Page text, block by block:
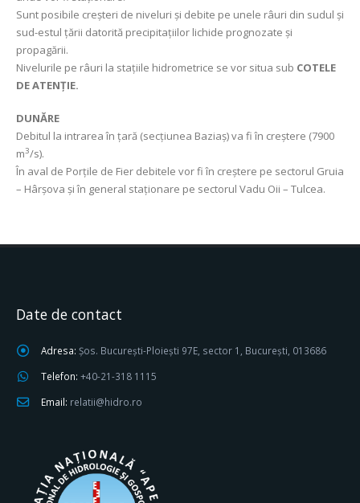
Sunt posibile creșteri de niveluri și debite pe unele râuri din sudul şi
sud-estul țării datorită precipitațiilor lichide prognozate și
propagării.
Nivelurile pe râuri la stațiile hidrometrice se vor situa sub COTELE
DE ATENȚIE.
DUNĂRE
Debitul la intrarea în țară (secțiunea Baziaș) va fi în creştere (7900
m3/s).
În aval de Porțile de Fier debitele vor fi în creștere pe sectorul Gruia
– Hârşova şi în general staționare pe sectorul Vadu Oii – Tulcea.
Date de contact
Adresa: Șos. București-Ploiești 97E, sector 1, București, 013686
Telefon: +40-21-318 1115
Email: relatii@hidro.ro